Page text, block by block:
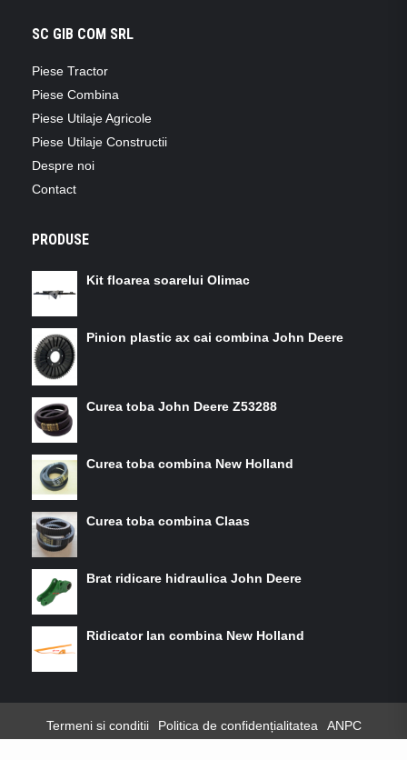
SC GIB COM SRL
Piese Tractor
Piese Combina
Piese Utilaje Agricole
Piese Utilaje Constructii
Despre noi
Contact
PRODUSE
Kit floarea soarelui Olimac
Pinion plastic ax cai combina John Deere
Curea toba John Deere Z53288
Curea toba combina New Holland
Curea toba combina Claas
Brat ridicare hidraulica John Deere
Ridicator lan combina New Holland
Termeni si conditii Politica de confidențialitatea ANPC